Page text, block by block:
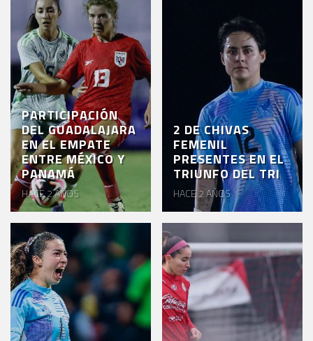
PARTICIPACIÓN
DEL GUADALAJARA
EN EL EMPATE
ENTRE MÉXICO Y
PANAMÁ
HACE 2 AÑOS
2 DE CHIVAS
FEMENIL
PRESENTES EN EL
TRIUNFO DEL TRI
HACE 2 AÑOS